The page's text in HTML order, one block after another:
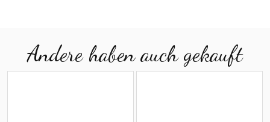
Andere haben auch gekauft